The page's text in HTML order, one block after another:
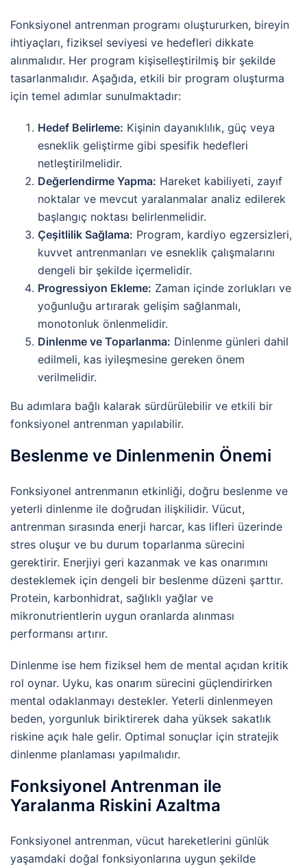
Fonksiyonel antrenman programı oluştururken, bireyin
ihtiyaçları, fiziksel seviyesi ve hedefleri dikkate
alınmalıdır. Her program kişiselleştirilmiş bir şekilde
tasarlanmalıdır. Aşağıda, etkili bir program oluşturma
için temel adımlar sunulmaktadır:
Hedef Belirleme: Kişinin dayanıklılık, güç veya
esneklik geliştirme gibi spesifik hedefleri
netleştirilmelidir.
Değerlendirme Yapma: Hareket kabiliyeti, zayıf
noktalar ve mevcut yaralanmalar analiz edilerek
başlangıç noktası belirlenmelidir.
Çeşitlilik Sağlama: Program, kardiyo egzersizleri,
kuvvet antrenmanları ve esneklik çalışmalarını
dengeli bir şekilde içermelidir.
Progressiyon Ekleme: Zaman içinde zorlukları ve
yoğunluğu artırarak gelişim sağlanmalı,
monotonluk önlenmelidir.
Dinlenme ve Toparlanma: Dinlenme günleri dahil
edilmeli, kas iyileşmesine gereken önem
verilmelidir.
Bu adımlara bağlı kalarak sürdürülebilir ve etkili bir
fonksiyonel antrenman yapılabilir.
Beslenme ve Dinlenmenin Önemi
Fonksiyonel antrenmanın etkinliği, doğru beslenme ve
yeterli dinlenme ile doğrudan ilişkilidir. Vücut,
antrenman sırasında enerji harcar, kas lifleri üzerinde
stres oluşur ve bu durum toparlanma sürecini
gerektirir. Enerjiyi geri kazanmak ve kas onarımını
desteklemek için dengeli bir beslenme düzeni şarttır.
Protein, karbonhidrat, sağlıklı yağlar ve
mikronutrientlerin uygun oranlarda alınması
performansı artırır.
Dinlenme ise hem fiziksel hem de mental açıdan kritik
rol oynar. Uyku, kas onarım sürecini güçlendirirken
mental odaklanmayı destekler. Yeterli dinlenmeyen
beden, yorgunluk biriktirerek daha yüksek sakatlık
riskine açık hale gelir. Optimal sonuçlar için stratejik
dinlenme planlaması yapılmalıdır.
Fonksiyonel Antrenman ile
Yaralanma Riskini Azaltma
Fonksiyonel antrenman, vücut hareketlerini günlük
yaşamdaki doğal fonksiyonlarına uygun şekilde